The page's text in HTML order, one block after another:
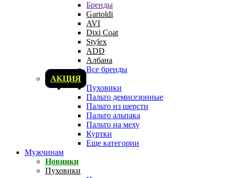
Бренды
Garioldi
AVI
Dixi Coat
Stylex
ADD
Албана
Все бренды
АКЦИЯ
Пуховики
Пальто демисезонные
Пальто из шерсти
Пальто альпака
Пальто на меху
Куртки
Еще категории
Мужчинам
Новинки
Пуховики